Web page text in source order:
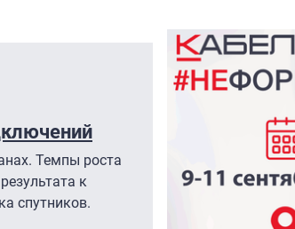
Темпы роста
к
спутников.